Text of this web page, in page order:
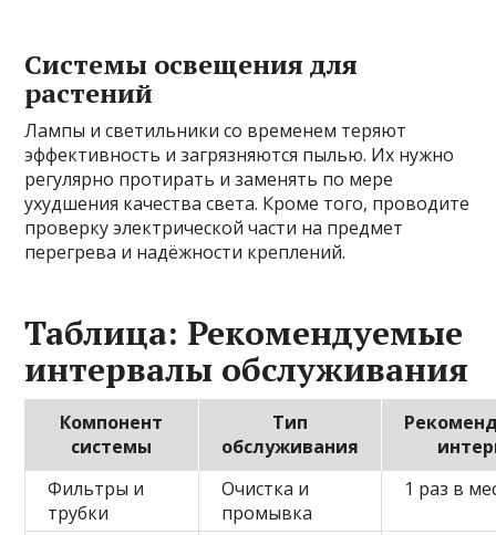
Системы освещения для
растений
Лампы и светильники со временем теряют
эффективность и загрязняются пылью. Их нужно
регулярно протирать и заменять по мере
ухудшения качества света. Кроме того, проводите
проверку электрической части на предмет
перегрева и надёжности креплений.
Таблица: Рекомендуемые
интервалы обслуживания
Компонент
системы
Тип
обслуживания
Фильтры и
трубки
Очистка и
промывка
1 раз в